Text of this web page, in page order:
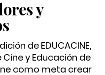
y
de EDUCACINE,
y Educación de
como meta crear